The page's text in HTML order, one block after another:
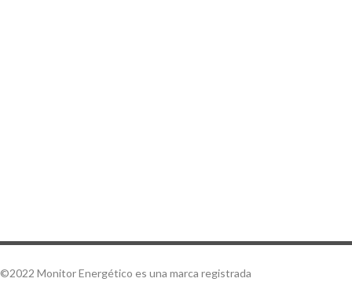
©2022 Monitor Energético es una marca registrada